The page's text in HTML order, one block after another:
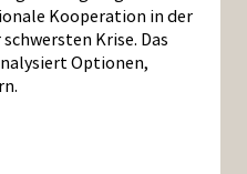
Kooperation in der
Krise. Das
Optionen,